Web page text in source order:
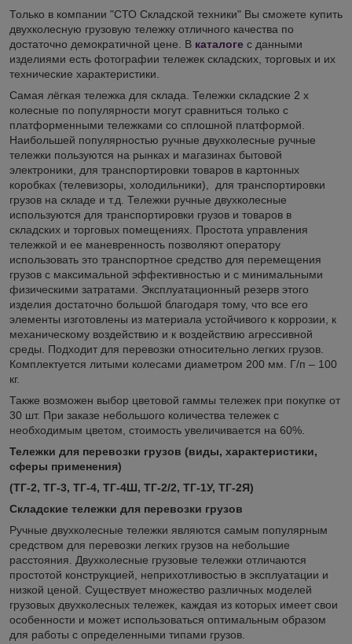
Только в компании "СТО Складской техники" Вы сможете купить
двухколесную грузовую тележку отличного качества по
достаточно демократичной цене. В каталоге с данными
изделиями есть фотографии тележек складских, торговых и их
технические характеристики.
Самая лёгкая тележка для склада. Тележки складские 2 х
колесные по популярности могут сравниться только с
платформенными тележками со сплошной платформой.
Наибольшей популярностью ручные двухколесные ручные
тележки пользуются на рынках и магазинах бытовой
электроники, для транспортировки товаров в картонных
коробках (телевизоры, холодильники), для транспортировки
грузов на складе и т.д. Тележки ручные двухколесные
используются для транспортировки грузов и товаров в
складских и торговых помещениях. Простота управления
тележкой и ее маневренность позволяют оператору
использовать это транспортное средство для перемещения
грузов с максимальной эффективностью и с минимальными
физическими затратами. Эксплуатационный резерв этого
изделия достаточно большой благодаря тому, что все его
элементы изготовлены из материала устойчивого к коррозии, к
механическому воздействию и к воздействию агрессивной
среды. Подходит для перевозки относительно легких грузов.
Комплектуется литыми колесами диаметром 200 мм. Г/п – 100
кг.
Также возможен выбор цветовой гаммы тележек при покупке от
30 шт. При заказе небольшого количества тележек с
необходимым цветом, стоимость увеличивается на 60%.
Тележки для перевозки грузов (виды, характеристики,
сферы применения)
(ТГ-2, ТГ-3, ТГ-4, ТГ-4Ш, ТГ-2/2, ТГ-1У, ТГ-2Я)
Складские тележки для перевозки грузов
Ручные двухколесные тележки являются самым популярным
средством для перевозки легких грузов на небольшие
расстояния. Двухколесные грузовые тележки отличаются
простотой конструкцией, неприхотливостью в эксплуатации и
низкой ценой. Существует множество различных моделей
грузовых двухколесных тележек, каждая из которых имеет свои
особенности и может использоваться оптимальным образом
для работы с определенными типами грузов.